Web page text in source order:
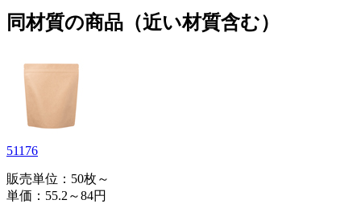
同材質の商品（近い材質含む）
51176
販売単位：50枚～
単価： 55.2～84円